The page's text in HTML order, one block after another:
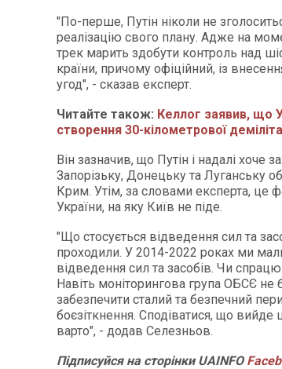
"По-перше, Путін ніколи не
реалізацію свого плану. Адже на
трек марить здобути контроль над
країни, причому офіційний, із
угод", - сказав експерт.
Читайте також: Келлог заявив, що
створення 30-кілометрової
Він зазначив, що Путін і надалі хоче
Запорізьку, Донецьку та Луганську
Крим. Утім, за словами експерта, це
України, на яку Київ не піде.
"Що стосується відведення сил та
проходили. У 2014-2022 роках ми
відведення сил та засобів. Чи
Навіть моніторингова група ОБСЄ
забезпечити сталий та безпечний
боєзіткнення. Сподіватися, що вийде
варто", - додав Селезньов.
Підписуйся на сторінки UAINFO